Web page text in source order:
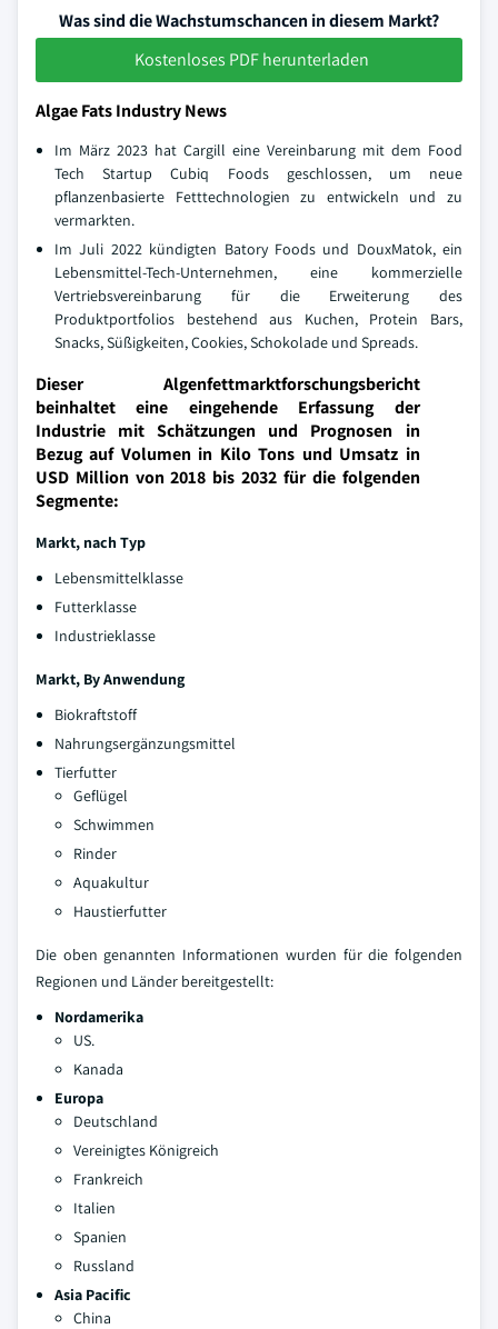
Was sind die Wachstumschancen in diesem Markt?
Kostenloses PDF herunterladen
Algae Fats Industry News
Im März 2023 hat Cargill eine Vereinbarung mit dem Food
Tech Startup Cubiq Foods geschlossen, um neue
pflanzenbasierte Fetttechnologien zu entwickeln und zu
vermarkten.
Im Juli 2022 kündigten Batory Foods und DouxMatok, ein
Lebensmittel-Tech-Unternehmen, eine kommerzielle
Vertriebsvereinbarung für die Erweiterung des
Produktportfolios bestehend aus Kuchen, Protein Bars,
Snacks, Süßigkeiten, Cookies, Schokolade und Spreads.
Dieser Algenfettmarktforschungsbericht
beinhaltet eine eingehende Erfassung der
Industrie mit Schätzungen und Prognosen in
Bezug auf Volumen in Kilo Tons und Umsatz in
USD Million von 2018 bis 2032 für die folgenden
Segmente:
Markt, nach Typ
Lebensmittelklasse
Futterklasse
Industrieklasse
Markt, ByAnwendung
Biokraftstoff
Nahrungsergänzungsmittel
Tierfutter
Geflügel
Schwimmen
Rinder
Aquakultur
Haustierfutter
Die oben genannten Informationen wurden für die folgenden
Regionen und Länder bereitgestellt:
Nordamerika
US.
Kanada
Europa
Deutschland
Vereinigtes Königreich
Frankreich
Italien
Spanien
Russland
Asia Pacific
China